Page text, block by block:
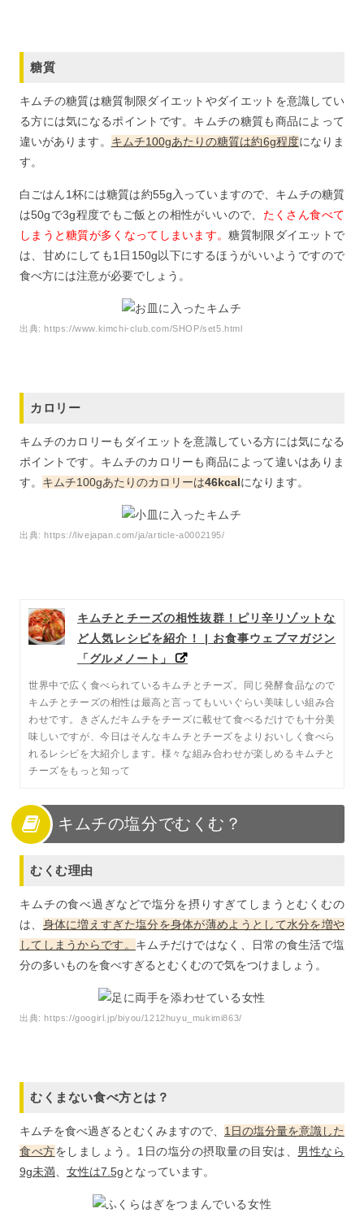
糖質
キムチの糖質は糖質制限ダイエットやダイエットを意識してい
る方には気になるポイントです。キムチの糖質も商品によって
違いがあります。 キムチ100gあたりの糖質は約6g程度になりま
す。
白ごはん1杯には糖質は約55g入っていますので、キムチの糖質
は50gで3g程度でもご飯との相性がいいので、 たくさん食べて
しまうと糖質が多くなってしまいます。糖質制限ダイエットで
は、甘めにしても1日150g以下にするほうがいいようですので
食べ方には注意が必要でしょう。
出典:https://www.kimchi-club.com/SHOP/set5.html
カロリー
キムチのカロリーもダイエットを意識している方には気になる
ポイントです。キムチのカロリーも商品によって違いはありま
す。 キムチ100gあたりのカロリーは46kcalになります。
出典:https://livejapan.com/ja/article-a0002195/
キムチとチーズの相性抜群！ピリ辛リゾットな
ど人気レシピを紹介！ | お食事ウェブマガジン
「グルメノート」
世界中で広く食べられているキムチとチーズ。同じ発酵食品なので
キムチとチーズの相性は最高と言ってもいいぐらい美味しい組み合
わせです。きざんだキムチをチーズに載せて食べるだけでも十分美
味しいですが、今日はそんなキムチとチーズをよりおいしく食べら
れるレシピを大紹介します。様々な組み合わせが楽しめるキムチと
チーズをもっと知って
キムチの塩分でむくむ？
むくむ理由
キムチの食べ過ぎなどで塩分を摂りすぎてしまうとむくむの
は、 身体に増えすぎた塩分を身体が薄めようとして水分を増や
してしまうからです。 キムチだけではなく、日常の食生活で塩
分の多いものを食べすぎるとむくむので気をつけましょう。
出典:https://googirl.jp/biyou/1212huyu_mukimi863/
むくまない食べ方とは？
キムチを食べ過ぎるとむくみますので、 1日の塩分量を意識した
食べ方をしましょう。1日の塩分の摂取量の目安は、 男性なら
9g未満
女性は7.5gとなっています。